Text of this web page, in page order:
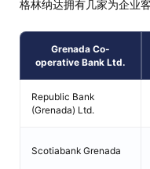
格林纳达拥有几家为企业
Grenada Co-
operative Bank Ltd.
Republic Bank
(Grenada) Ltd.
Scotiabank Grenada